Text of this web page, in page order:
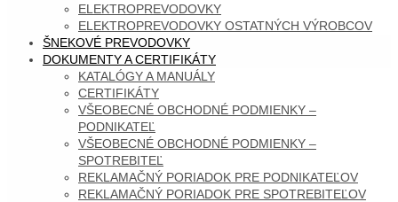
ELEKTROPREVODOVKY
ELEKTROPREVODOVKY OSTATNÝCH VÝROBCOV
ŠNEKOVÉ PREVODOVKY
DOKUMENTY A CERTIFIKÁTY
KATALÓGY A MANUÁLY
CERTIFIKÁTY
VŠEOBECNÉ OBCHODNÉ PODMIENKY –
PODNIKATEĽ
VŠEOBECNÉ OBCHODNÉ PODMIENKY –
SPOTREBITEĽ
REKLAMAČNÝ PORIADOK PRE PODNIKATEĽOV
REKLAMAČNÝ PORIADOK PRE SPOTREBITEĽOV